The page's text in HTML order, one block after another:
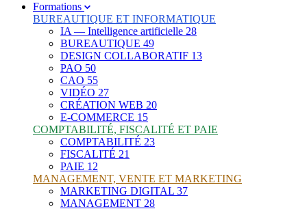
Formations
BUREAUTIQUE ET INFORMATIQUE
IA — Intelligence artificielle 28
BUREAUTIQUE 49
DESIGN COLLABORATIF 13
PAO 50
CAO 55
VIDÉO 27
CRÉATION WEB 20
E-COMMERCE 15
COMPTABILITÉ, FISCALITÉ ET PAIE
COMPTABILITÉ 23
FISCALITÉ 21
PAIE 12
MANAGEMENT, VENTE ET MARKETING
MARKETING DIGITAL 37
MANAGEMENT 28